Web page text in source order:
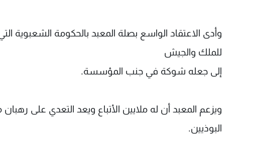
للملك والجيش
إلى جعله شوكة في جنب المؤسسة.
البوذيين.